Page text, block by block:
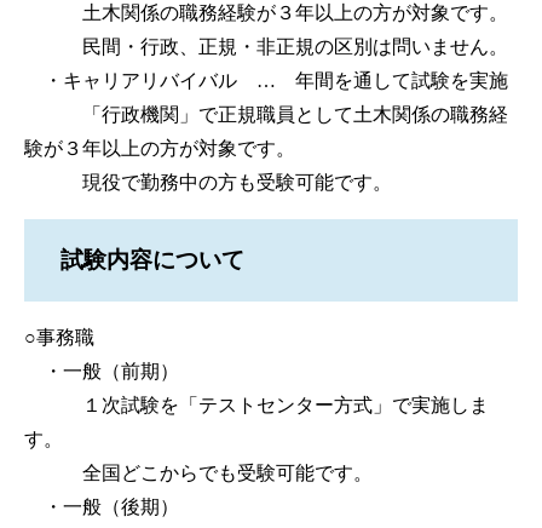
土木関係の職務経験が３年以上の方が対象です。
民間・行政、正規・非正規の区別は問いません。
・キャリアリバイバル … 年間を通して試験を実施
「行政機関」で正規職員として土木関係の職務経
験が３年以上の方が対象です。
現役で勤務中の方も受験可能です。
試験内容について
○事務職
・一般（前期）
１次試験を「テストセンター方式」で実施しま
す。
全国どこからでも受験可能です。
・一般（後期）